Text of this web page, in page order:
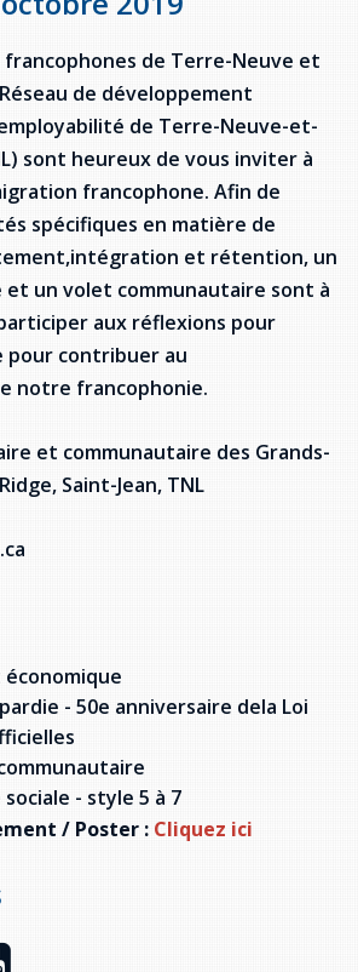
canadienne
pancanadien
de l'Acadie
annuelle
ambigus
pénale
des droits et libertés
consultées
droits de la personne de
Labrador
neuf ou d'occasion ou
terme (leasing) un véhicule
(Secteur Justice)
Covid-19
à Terre-Neuve-et-
juridique ?
juridique de Terre-Neuve-
juristes d'expression
2021
de santé à TNL
dépendances
français (SSF)
à TNL
du gouvernement
pour la
ma fierté !
en français
francophones de Terre-Neuve et
de développement
de Terre-Neuve-et-
sont heureux de vous inviter à
franco­phone. Afin de
spécifiques en matière de
et rétention, un
un volet commu­nautaire sont à
aux réflexions pour
pour contribuer au
notre francophonie.
et communautaire des Grands-
Saint-Jean, TNL
économique
- 50e anniversaire dela Loi
sociale - style 5 à 7
/ Poster : Cliquez ici